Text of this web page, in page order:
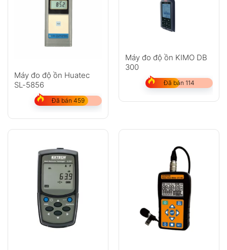
Máy đo độ ồn Huatec
SL-5856
Đã bán 459
Máy đo độ ồn KIMO DB
300
Đã bán 114